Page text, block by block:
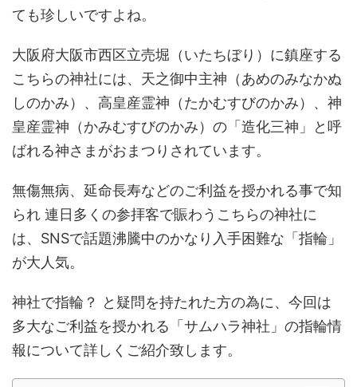
ても珍しいですよね。
大阪府大阪市西区立売堀（いたちぼり）に鎮座する
こちらの神社には、天之御中主神（あめのみなかぬ
しのかみ）、高皇産霊神（たかむすびのかみ）、神
皇産霊神（かみむすびのかみ）の「造化三神」と呼
ばれる神さまがおまつりされています。
無傷無病、延命長寿などのご利益を授かれる事で知
られ 連日多くの参拝客で賑わうこちらの神社に
は、SNSで話題沸騰中のかなり入手困難な「指輪」
が大人気。
神社で指輪？ と疑問を持たれた方の為に、今回は
多大なご利益を授かれる「サムハラ神社」の指輪情
報について詳しくご紹介致します。